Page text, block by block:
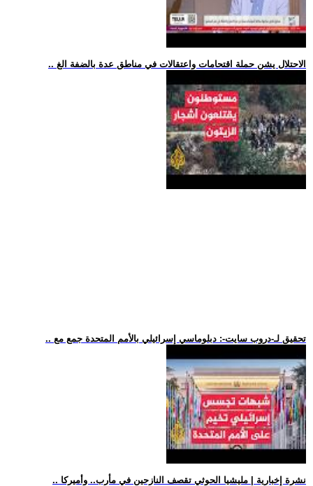
.. الاحتلال يشن حملة اقتحامات واعتقالات في مناطق عدة بالضفة الغ
.. تحقيق لـ-دروب سايت-: دبلوماسي إسرائيلي بالأمم المتحدة جمع مع
.. نشرة إخبارية | مليشيا الحوثي تقصف النازحين في مأرب.. وأميركا